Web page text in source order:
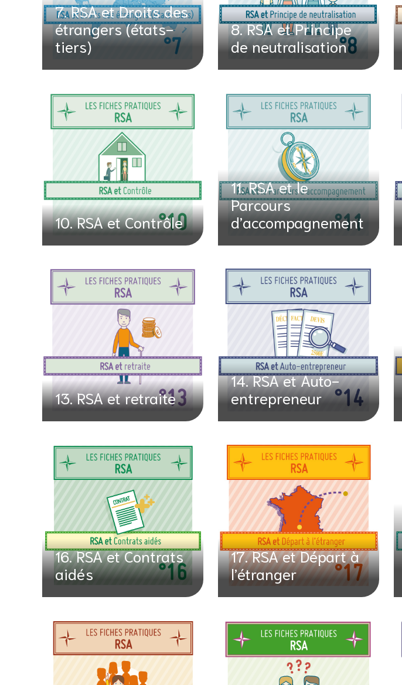
7. RSA et Droits des
étrangers (états-
tiers)
8. RSA et Principe
de neutralisation
10. RSA et Contrôle
11. RSA et le
Parcours
d’accompagnement
13. RSA et retraite
14. RSA et Auto-
entrepreneur
16. RSA et Contrats
aidés
17. RSA et Départ à
l’étranger